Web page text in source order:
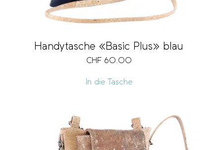
Ausführung
Volumen
CHF 125
Handytasche «Basic Plus» blau
CHF 60.00
In die Tasche